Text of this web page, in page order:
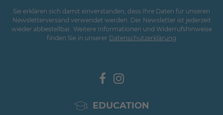
Sie erklären sich damit einverstanden, dass Ihre Daten für unseren
Newsletterversand verwendet werden. Der Newsletter ist jederzeit
wieder abbestellbar. Weitere Informationen und Widerrufshinweise
finden Sie in unserer Daten­schutz­erklärung
EDUCATION